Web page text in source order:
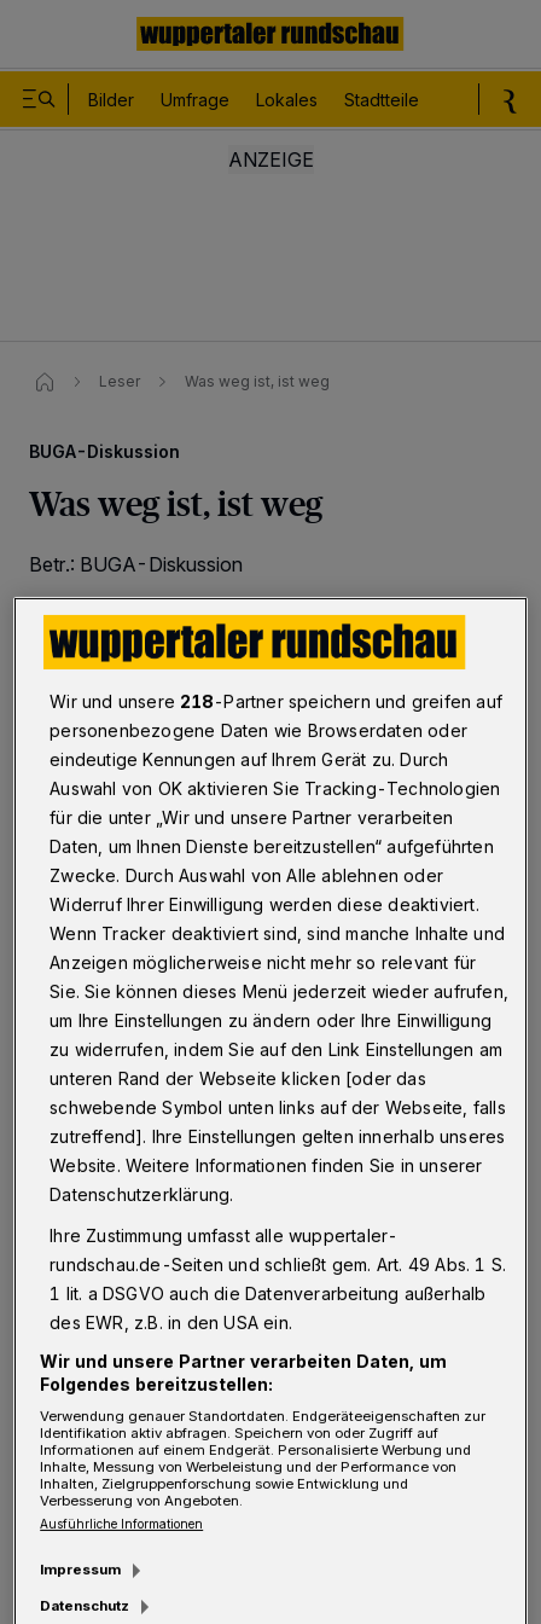
Bilder Umfrage Lokales Stadtteile
Leser Was weg ist, ist weg
BUGA-Diskussion
Was weg ist, ist weg
Betr.: BUGA-Diskussion
14.12.2021 , 16:57 Uhr Eine Minute Lesezeit
K ürzlich habe ich mir den neu
eingeweihten „Wupperpark“ angesehen.
Einen so trostlosen Platz mit sechs Bäumen,
davon nur zwei alten, „Park“ zu nennen, zeugt
von erheblichem Realitätsverlust.
Oder will man vielleicht ein Zeichen setzen,
wie Gärten in Zukunft NICHT aussehen sollten
und holt zu diesem Zweck auch noch die
geplante BUGA 2031 nach Wuppertal?
Das lässt befürchten, dass es bis zu diesem
Großevent auf der Königshöhe, dem
ähnlich aussehen wird wie im „Wupperpark“.
Nur werden anlässlich der BUGA ein paar
Kübelpflanzen aufgestellt und wie üblich viele
bunte Blümchen gepflanzt werden, um die
Kosten zu rechtfertigen.
Wir und unsere 218-Partner speichern und greifen auf
personenbezogene Daten wie Browserdaten oder
eindeutige Kennungen auf Ihrem Gerät zu. Durch
Auswahl von OK aktivieren Sie Tracking-Technologien
für die unter „Wir und unsere Partner verarbeiten
Daten, um Ihnen Dienste bereitzustellen“ aufgeführten
Zwecke. Durch Auswahl von Alle ablehnen oder
Widerruf Ihrer Einwilligung werden diese deaktiviert.
Wenn Tracker deaktiviert sind, sind manche Inhalte und
Anzeigen möglicherweise nicht mehr so relevant für
Sie. Sie können dieses Menü jederzeit wieder aufrufen,
um Ihre Einstellungen zu ändern oder Ihre Einwilligung
zu widerrufen, indem Sie auf den Link Einstellungen am
unteren Rand der Webseite klicken [oder das
schwebende Symbol unten links auf der Webseite, falls
zutreffend]. Ihre Einstellungen gelten innerhalb unseres
Website. Weitere Informationen finden Sie in unserer
Datenschutzerklärung.
Ihre Zustimmung umfasst alle wuppertaler-
rundschau.de-Seiten und schließt gem. Art. 49 Abs. 1 S.
1 lit. a DSGVO auch die Datenverarbeitung außerhalb
des EWR, z.B. in den USA ein.
Wir und unsere Partner verarbeiten Daten, um
Folgendes bereitzustellen:
Verwendung genauer Standortdaten. Endgeräteeigenschaften zur
Identifikation aktiv abfragen. Speichern von oder Zugriff auf
Informationen auf einem Endgerät. Personalisierte Werbung und
Inhalte, Messung von Werbeleistung und der Performance von
Inhalten, Zielgruppenforschung sowie Entwicklung und
Verbesserung von Angeboten.
Ausführliche Informationen
Impressum
Datenschutz